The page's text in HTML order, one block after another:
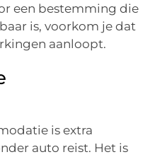
een bestemming die
is, voorkom je dat
aanloopt.
is extra
auto reist. Het is